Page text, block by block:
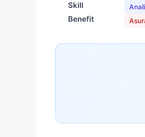
Skill
Benefit